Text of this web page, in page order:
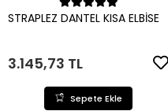
Sepete Ekle
STRAPLEZ DANTEL KISA ELBİSE
3.145,73 TL
Sepete Ekle